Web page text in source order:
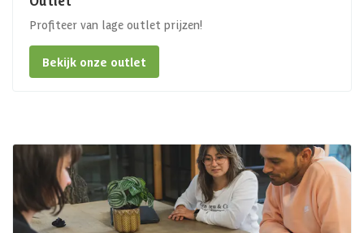
Profiteer van lage outlet prijzen!
Bekijk onze outlet